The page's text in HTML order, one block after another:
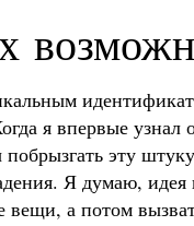
я впервые узнал
эту
Я думаю,
вещи, а потом